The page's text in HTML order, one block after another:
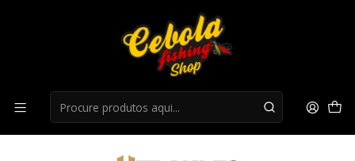
Canas Casting
Herakles Premium Limited Casting Kariba 7'3" Heavy